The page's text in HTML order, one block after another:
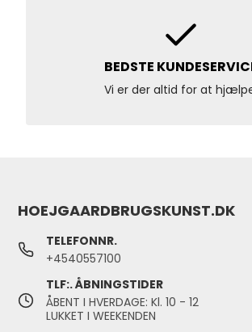
BEDSTE
Vi er der altid for at
HOEJGAARDBRUGSKUNST.DK
TELEFONNR.
+4540557100
TLF:. ÅBNINGSTIDER
ÅBENT I HVERDAGE: Kl. 10 - 12
LUKKET I WEEKENDEN